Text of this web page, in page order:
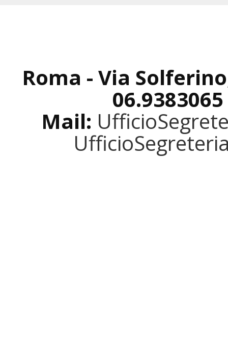
Roma - Via
Mail: